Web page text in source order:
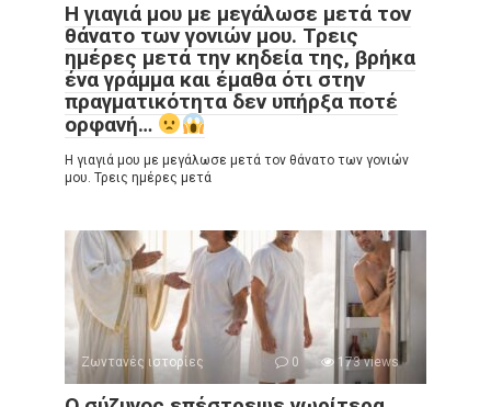
Η γιαγιά μου με μεγάλωσε μετά τον
θάνατο των γονιών μου. Τρεις
ημέρες μετά την κηδεία της, βρήκα
ένα γράμμα και έμαθα ότι στην
πραγματικότητα δεν υπήρξα ποτέ
ορφανή…
Η γιαγιά μου με μεγάλωσε μετά τον θάνατο των γονιών
μου. Τρεις ημέρες μετά
Ζωντανές ιστορίες 0 173 views